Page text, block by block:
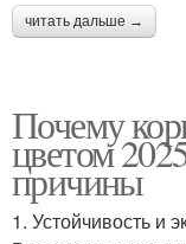
читать дальше →
Почему
цветом
причины
1. Устойчивость и